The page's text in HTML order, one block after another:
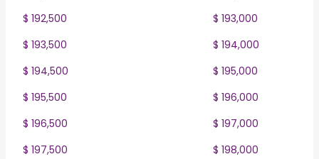
$ 192,500
$ 193,000
$ 193,500
$ 194,000
$ 194,500
$ 195,000
$ 195,500
$ 196,000
$ 196,500
$ 197,000
$ 197,500
$ 198,000